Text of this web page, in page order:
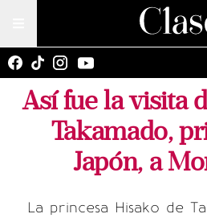
Así fue la visita
Takamado,
Japón, a
La princesa Hisako de